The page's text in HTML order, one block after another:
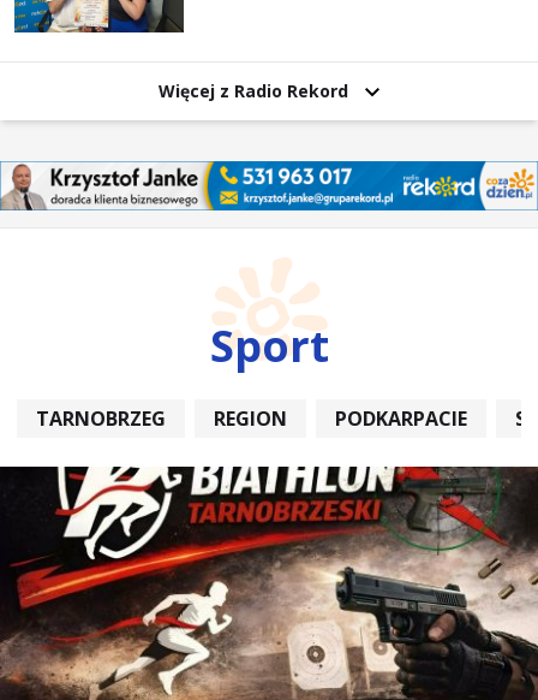
Więcej z Radio Rekord
Sport
TARNOBRZEG REGION PODKARPACIE